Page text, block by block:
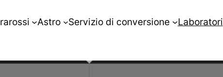
Astro Servizio di conversione Laboratori